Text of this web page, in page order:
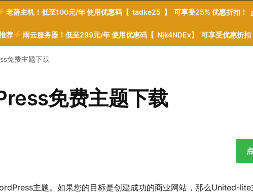
老薜主机！低至100元/年 使用优惠码【 tadke25 】 可享受25% 优惠折扣！
荐 雨云服务器！低至299元/年 使用优惠码【 Njk4NDEx】 可享受优惠折扣
免费主题下载
免费主题下载
主题。如果您的目标是创建成功的商业网站，那么United-lite